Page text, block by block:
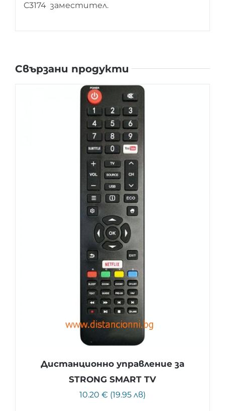
C3174 заместител.
Свързани продукти
Дистанционно управление за
STRONG SMART TV
10.20 € (19.95 лв)